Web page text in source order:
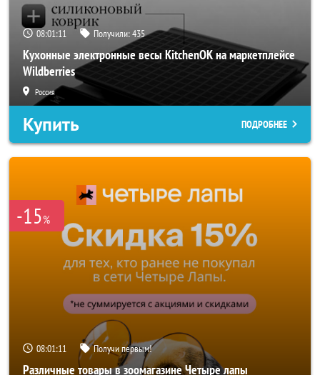
08:01:08 Получили:435
Кухонные электронные весы KitchenOK на маркетплейсе
Wildberries
Россия
Купить ПОДРОБНЕЕ
-15%
08:01:08 Получи первым!
Различные товары в зоомагазине Четыре лапы